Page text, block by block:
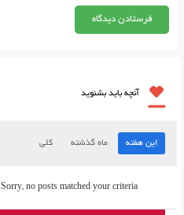
آنچه باید بشنوید
این هفته ماه گذشته کلی
Sorry, no posts matched your criteria.